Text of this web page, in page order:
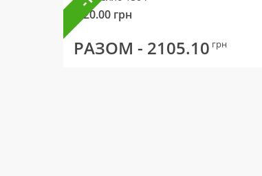
320.00 грн
РАЗОМ - 2105.10 грн